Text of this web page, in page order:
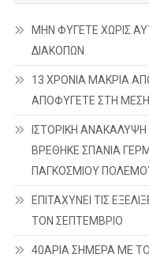
ΜΗΝ ΦΥΓΕΤΕ ΧΩΡΙΣ
ΔΙΑΚΟΠΩΝ
13 ΧΡΟΝΙΑ ΜΑΚΡΙΑ
ΑΠΟΦΥΓΕΤΕ ΣΤΗ ΜΕΣΗ
ΙΣΤΟΡΙΚΗ
ΒΡΕΘΗΚΕ ΣΠΑΝΙΑ
ΠΑΓΚΟΣΜΙΟΥ
ΕΠΙΤΑΧΥΝΕΙ ΤΙΣ
ΤΟΝ ΣΕΠΤΕΜΒΡΙΟ
40ΑΡΙΑ ΣΗΜΕΡΑ ΜΕ